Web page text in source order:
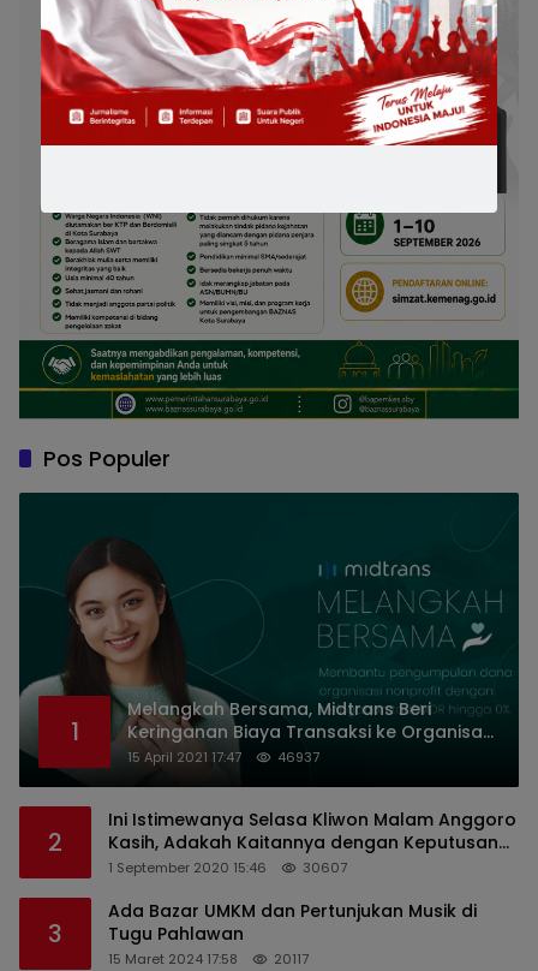
Pos Populer
1
Melangkah Bersama, Midtrans Beri
Keringanan Biaya Transaksi ke Organisasi
Nirlaba Indonesia
15 April 2021 17:47 46937
2
Ini Istimewanya Selasa Kliwon Malam Anggoro
Kasih, Adakah Kaitannya dengan Keputusan
PDIP?
1 September 2020 15:46 30607
3
Ada Bazar UMKM dan Pertunjukan Musik di
Tugu Pahlawan
15 Maret 2024 17:58 20117